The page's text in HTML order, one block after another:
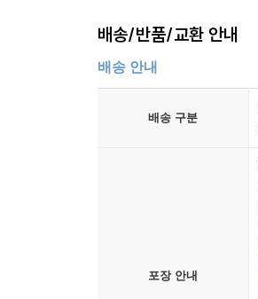
배송/반품/교환 안내
배송 안내
배송 구분
포장 안내